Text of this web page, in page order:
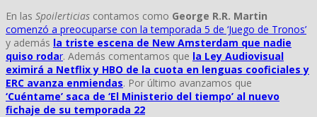
En las Spoilerticias contamos como George R.R. Martin
comenzó a preocuparse con la temporada 5 de ‘Juego de Tronos’
y además la triste escena de New Amsterdam que nadie
quiso rodar. Además comentamos que la Ley Audiovisual
eximirá a Netflix y HBO de la cuota en lenguas cooficiales y
ERC avanza enmiendas. Por último avanzamos que
‘Cuéntame’ saca de ‘El Ministerio del tiempo’ al nuevo
fichaje de su temporada 22